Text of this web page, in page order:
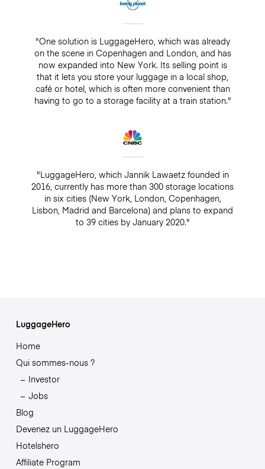
"One solution is LuggageHero, which was already
on the scene in Copenhagen and London, and has
now expanded into New York. Its selling point is
that it lets you store your luggage in a local shop,
café or hotel, which is often more convenient than
having to go to a storage facility at a train station."
"LuggageHero, which Jannik Lawaetz founded in
2016, currently has more than 300 storage locations
in six cities (New York, London, Copenhagen,
Lisbon, Madrid and Barcelona) and plans to expand
to 39 cities by January 2020."
LuggageHero
Home
Qui sommes-nous ?
Investor
Jobs
Blog
Devenez un LuggageHero
Hotelshero
Affiliate Program